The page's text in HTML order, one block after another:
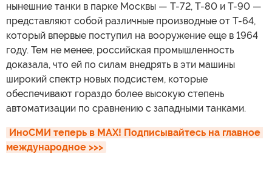
нынешние танки в парке Москвы — Т-72, Т-80 и Т-90 —
представляют собой различные производные от Т-64,
который впервые поступил на вооружение еще в 1964
году. Тем не менее, российская промышленность
доказала, что ей по силам внедрять в эти машины
широкий спектр новых подсистем, которые
обеспечивают гораздо более высокую степень
автоматизации по сравнению с западными танками.
ИноСМИ теперь в MAX! Подписывайтесь на главное
международное >>>